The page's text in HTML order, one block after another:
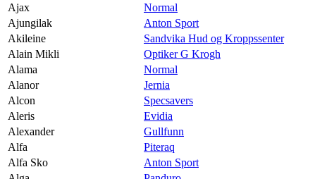
Ajax
Normal
Ajungilak
Anton Sport
Akileine
Sandvika Hud og Kroppssenter
Alain Mikli
Optiker G Krogh
Alama
Normal
Alanor
Jernia
Alcon
Specsavers
Aleris
Evidia
Alexander
Gullfunn
Alfa
Piteraq
Alfa Sko
Anton Sport